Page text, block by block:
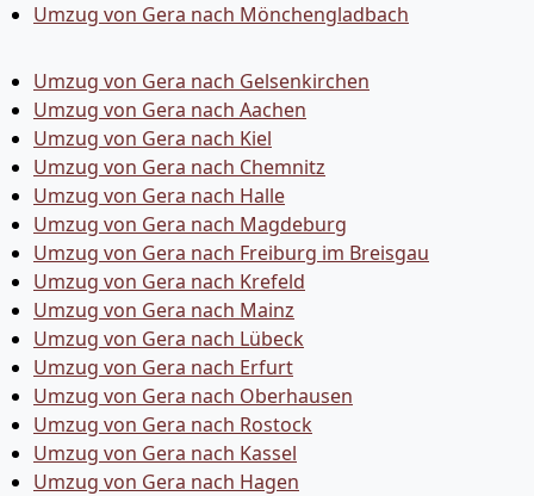
Umzug von Gera nach Mönchen­gladbach
Umzug von Gera nach Gelsenkirchen
Umzug von Gera nach Aachen
Umzug von Gera nach Kiel
Umzug von Gera nach Chemnitz
Umzug von Gera nach Halle
Umzug von Gera nach Magdeburg
Umzug von Gera nach Freiburg im Breisgau
Umzug von Gera nach Krefeld
Umzug von Gera nach Mainz
Umzug von Gera nach Lübeck
Umzug von Gera nach Erfurt
Umzug von Gera nach Oberhausen
Umzug von Gera nach Rostock
Umzug von Gera nach Kassel
Umzug von Gera nach Hagen